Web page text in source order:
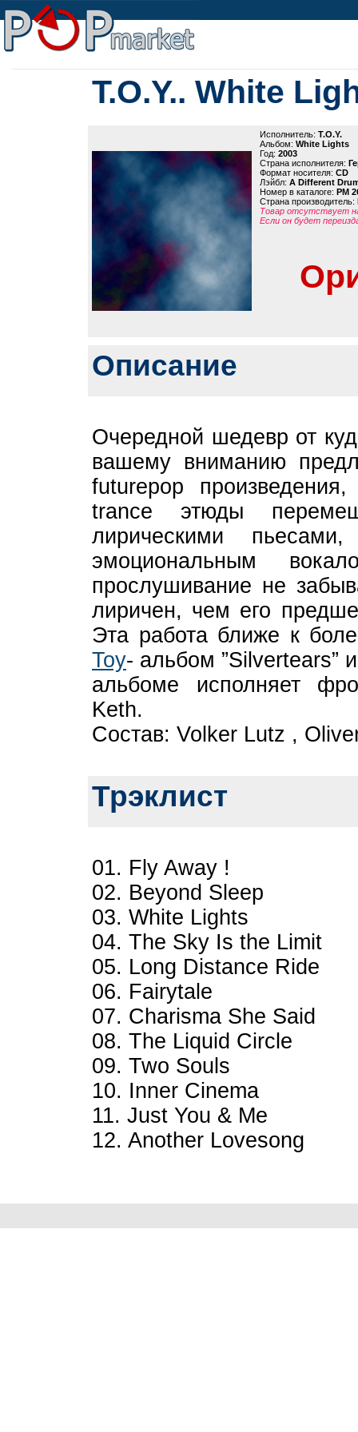
T.O.Y.. White
Исполнитель: T.O.Y.
Альбом: White Lights
Год: 2003
Страна исполнителя:
Формат носителя: CD
Лэйбл: A Different
Номер в каталоге: PM
Страна производитель:
Товар отсутствует
Если он будет
Описание
Очередной шедевр от
вашему вниманию
futurepop
trance этюды
лирическими
эмоциональным
прослушивание не
лиричен, чем его
Эта работа ближе к
Toy- альбом ”Silvertears”
альбоме исполняет
Keth.
Состав: Volker Lutz ,
Трэклист
01. Fly Away !
02. Beyond Sleep
03. White Lights
04. The Sky Is the Limit
05. Long Distance Ride
06. Fairytale
07. Charisma She Said
08. The Liquid Circle
09. Two Souls
10. Inner Cinema
11. Just You & Me
12. Another Lovesong